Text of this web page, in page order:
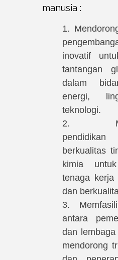
manusia :
1.
inovatif
tantangan
dalam
energi,
teknologi.
2.
pendidikan
berkualitas
kimia
tenaga kerja
dan
3.
antara
dan
mendorong